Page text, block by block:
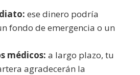
ese dinero podría
fondo de emergencia o un
médicos: a largo plazo, tu
agradecerán la